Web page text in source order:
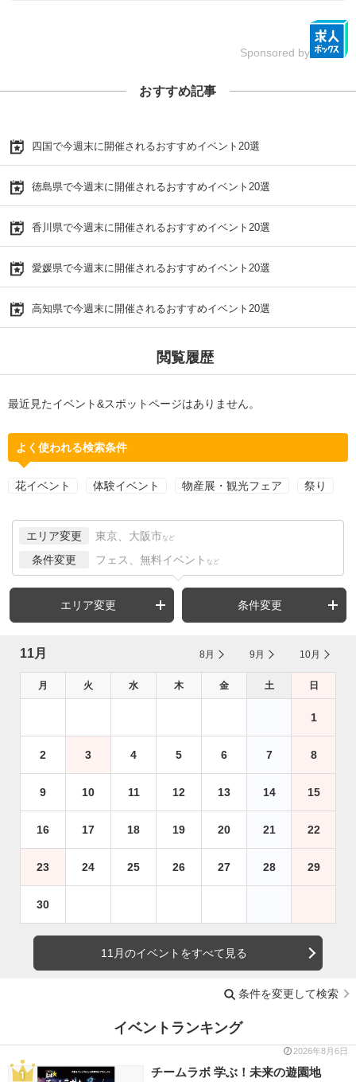
Sponsored by
おすすめ記事
四国で今週末に開催されるおすすめイベント20選
徳島県で今週末に開催されるおすすめイベント20選
香川県で今週末に開催されるおすすめイベント20選
愛媛県で今週末に開催されるおすすめイベント20選
高知県で今週末に開催されるおすすめイベント20選
閲覧履歴
最近見たイベント&スポットページはありません。
よく使われる検索条件
花イベント 体験イベント 物産展・観光フェア 祭り
エリア変更 東京、大阪市 など
条件変更 フェス、無料イベント など
エリア変更 条件変更
11月 8月 9月 10月
月 火 水 木 金 土 日
1
2 3 4 5 6 7 8
9 10 11 12 13 14 15
16 17 18 19 20 21 22
23 24 25 26 27 28 29
30
11月のイベントをすべて見る
条件を変更して検索
イベントランキング
2026年8月6日
チームラボ 学ぶ！未来の遊園地